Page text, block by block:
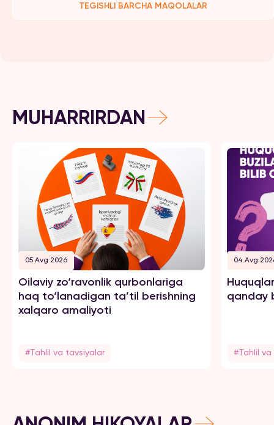
TEGISHLI BARCHA MAQOLALAR
MUHARRIRDAN
05 Avg 2026
Oilaviy zo‘ravonlik qurbonlariga
haq to‘lanadigan ta’til berishning
xalqaro amaliyoti
#Tahlil va tavsiyalar
04 Avg
qanday
#Tahlil